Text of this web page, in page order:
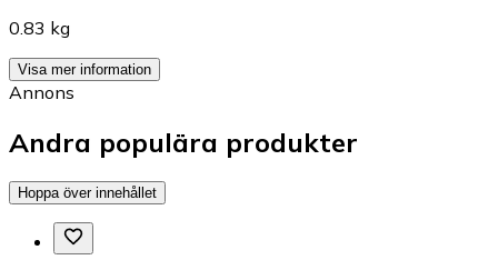
0.83 kg
Visa mer information
Annons
Andra populära produkter
Hoppa över innehållet